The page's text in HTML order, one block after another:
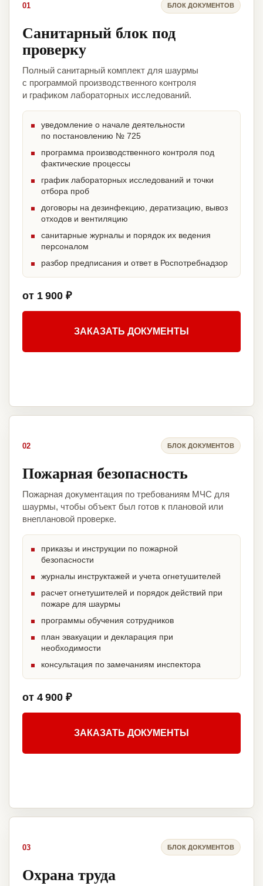
01 БЛОК ДОКУМЕНТОВ
Санитарный блок под
проверку
Полный санитарный комплект для шаурмы
с программой производственного контроля
и графиком лабораторных исследований.
уведомление о начале деятельности
по постановлению № 725
программа производственного контроля под
фактические процессы
график лабораторных исследований и точки
отбора проб
договоры на дезинфекцию, дератизацию, вывоз
отходов и вентиляцию
санитарные журналы и порядок их ведения
персоналом
разбор предписания и ответ в Роспотребнадзор
от 1 900 ₽
ЗАКАЗАТЬ ДОКУМЕНТЫ
02 БЛОК ДОКУМЕНТОВ
Пожарная безопасность
Пожарная документация по требованиям МЧС для
шаурмы, чтобы объект был готов к плановой или
внеплановой проверке.
приказы и инструкции по пожарной
безопасности
журналы инструктажей и учета огнетушителей
расчет огнетушителей и порядок действий при
пожаре для шаурмы
программы обучения сотрудников
план эвакуации и декларация при
необходимости
консультация по замечаниям инспектора
от 4 900 ₽
ЗАКАЗАТЬ ДОКУМЕНТЫ
03 БЛОК ДОКУМЕНТОВ
Охрана труда